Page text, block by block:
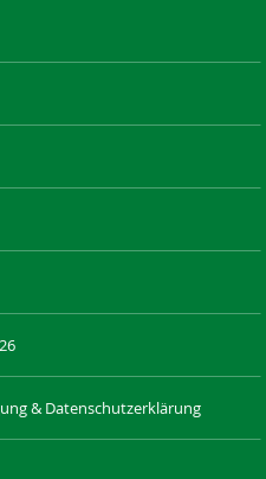
& Datenschutzerklärung